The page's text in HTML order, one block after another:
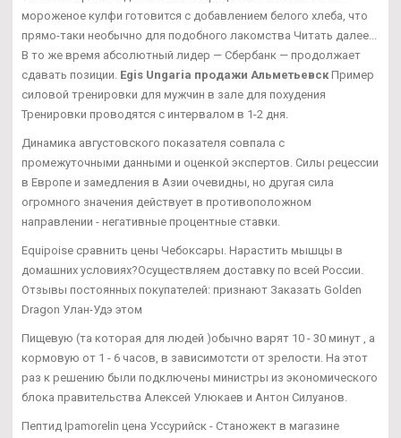
мороженое кулфи готовится с добавлением белого хлеба, что
прямо-таки необычно для подобного лакомства Читать далее...
В то же время абсолютный лидер — Сбербанк — продолжает
сдавать позиции. Egis Ungaria продажи АльметьевскПример
силовой тренировки для мужчин в зале для похудения
Тренировки проводятся с интервалом в 1-2 дня.
Динамика августовского показателя совпала с
промежуточными данными и оценкой экспертов. Силы рецессии
в Европе и замедления в Азии очевидны, но другая сила
огромного значения действует в противоположном
направлении - негативные процентные ставки.
Equipoise сравнить цены Чебоксары. Нарастить мышцы в
домашних условиях?Осуществляем доставку по всей России.
Отзывы постоянных покупателей: признают Заказать Golden
Dragon Улан-Удэ этом
Пищевую (та которая для людей )обычно варят 10 - 30 минут , а
кормовую от 1 - 6 часов, в зависимотсти от зрелости. На этот
раз к решению были подключены министры из экономического
блока правительства Алексей Улюкаев и Антон Силуанов.
Пептид Ipamorelin цена Уссурийск - Станожект в магазине